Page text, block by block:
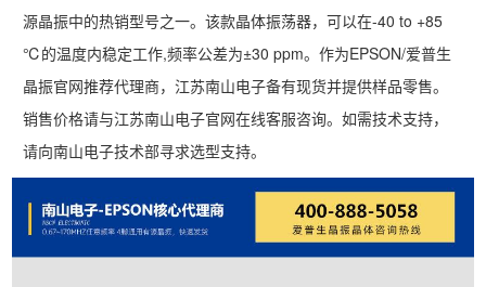
源晶振中的热销型号之一。该款晶体振荡器，可以在-40 to +85
℃的温度内稳定工作,频率公差为±30 ppm。作为EPSON/爱普生
晶振官网推荐代理商，江苏南山电子备有现货并提供样品零售。
销售价格请与江苏南山电子官网在线客服咨询。如需技术支持，
请向南山电子技术部寻求选型支持。